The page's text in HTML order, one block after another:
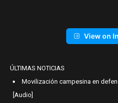
View on
ÚLTIMAS NOTICIAS
Movilización campesina en
[Audio]